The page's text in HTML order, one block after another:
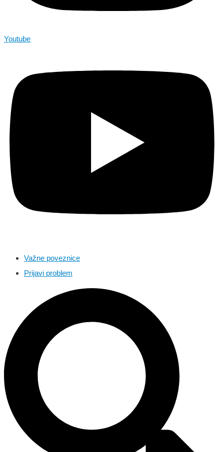
Youtube
Važne poveznice
Prijavi problem